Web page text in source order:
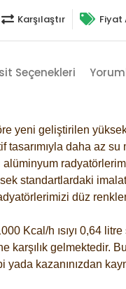
Karşılaştır Fiyat
Seçenekleri
yeni geliştirilen
daha az su
standartlardaki
düz
Kcal/h ısıyı 0,64
karşılık gelmektedir.
yada kazanınızdan